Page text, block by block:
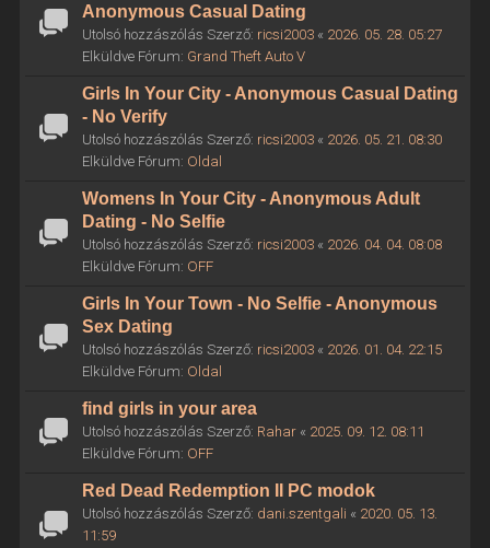
Anonymous Casual Dating
Utolsó hozzászólás Szerző: ricsi2003« 2026. 05. 28. 05:27
Elküldve Fórum: Grand Theft Auto V
Girls In Your City - Anonymous Casual Dating
- No Verify
Utolsó hozzászólás Szerző: ricsi2003« 2026. 05. 21. 08:30
Elküldve Fórum: Oldal
Womens In Your City - Anonymous Adult
Dating - No Selfie
Utolsó hozzászólás Szerző: ricsi2003« 2026. 04. 04. 08:08
Elküldve Fórum: OFF
Girls In Your Town - No Selfie - Anonymous
Sex Dating
Utolsó hozzászólás Szerző: ricsi2003« 2026. 01. 04. 22:15
Elküldve Fórum: Oldal
find girls in your area
Utolsó hozzászólás Szerző: Rahar« 2025. 09. 12. 08:11
Elküldve Fórum: OFF
Red Dead Redemption II PC modok
Utolsó hozzászólás Szerző: dani.szentgali « 2020. 05. 13.
11:59